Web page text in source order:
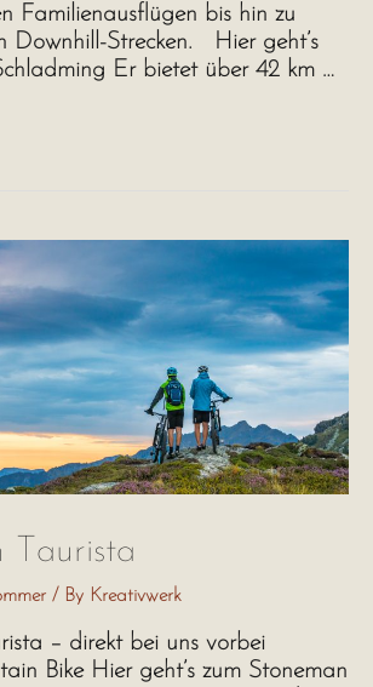
Familienausflügen bis hin zu
Downhill-Strecken. Hier geht’s
Er bietet über 42 km …
Taurista
/ By Kreativwerk
– direkt bei uns vorbei
Bike Hier geht’s zum Stoneman